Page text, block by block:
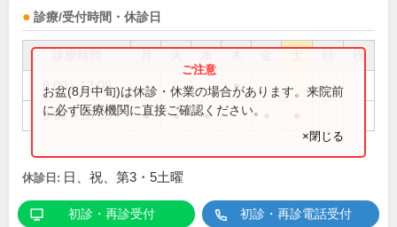
診療/受付時間・休診日
祝
9:00～12:00 ●
9:00～18:30 ● ● ●
お盆(8月中旬)は休診・休業の場合があります。来院前
に必ず医療機関に直接ご確認ください。
×閉じる
休診日: 日、祝、第3・5土曜
初診・再診受付 初診・再診電話受付